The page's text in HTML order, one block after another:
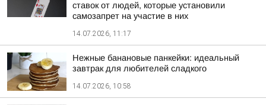
ставок от людей, которые установили
самозапрет на участие в них
14.07.2026, 11:17
Нежные банановые панкейки: идеальный
завтрак для любителей сладкого
14.07.2026, 10:58